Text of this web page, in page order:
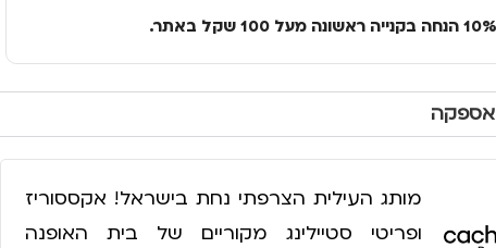
אספקה
מותג העילית הצרפתי נחת בישראל! אקססוריז
ופריטי סטיילינג מקוריים של בית האופנה